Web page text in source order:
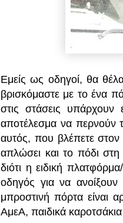
Εμείς ως οδηγοί, θα
βρισκόμαστε με το ένα
στις στάσεις
αποτέλεσμα να περνούν
αυτός, που βλέπετε
απλώσει και το πόδι
διότι η ειδική
οδηγός για να
μπροστινή πόρτα είναι
ΑμεΑ, παιδικά καροτσάκια